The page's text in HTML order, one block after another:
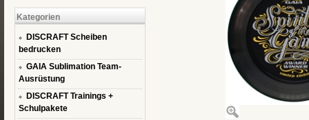
Kategorien
DISCRAFT Scheiben
bedrucken
GAIA Sublimation Team-
Ausrüstung
DISCRAFT Trainings +
Schulpakete